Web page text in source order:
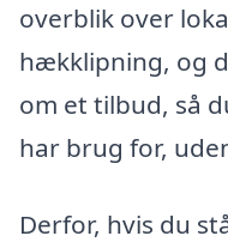
overblik over
hækklipning, og
om et tilbud, så
har brug for,
Derfor, hvis du